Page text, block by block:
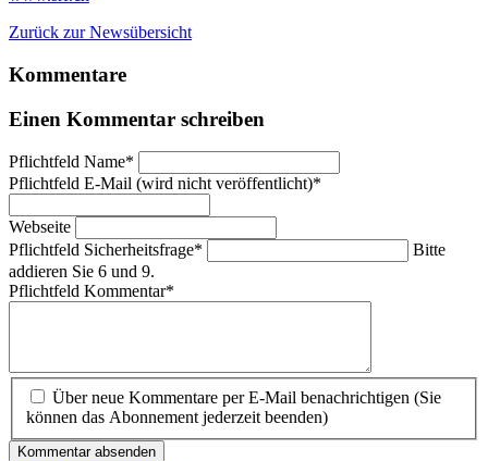
Zurück zur Newsübersicht
Kommentare
Einen Kommentar schreiben
Pflichtfeld Name*
Pflichtfeld E-Mail (wird nicht veröffentlicht)*
Webseite
Pflichtfeld Sicherheitsfrage*
Bitte
addieren Sie 6 und 9.
Pflichtfeld Kommentar*
Über neue Kommentare per E-Mail benachrichtigen (Sie
können das Abonnement jederzeit beenden)
Kommentar absenden